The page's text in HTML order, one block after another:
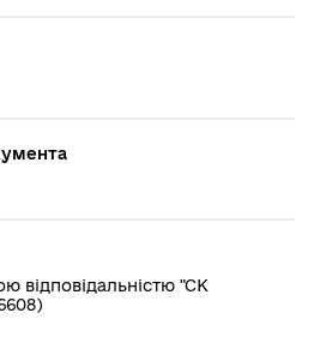
відповідальністю "СК